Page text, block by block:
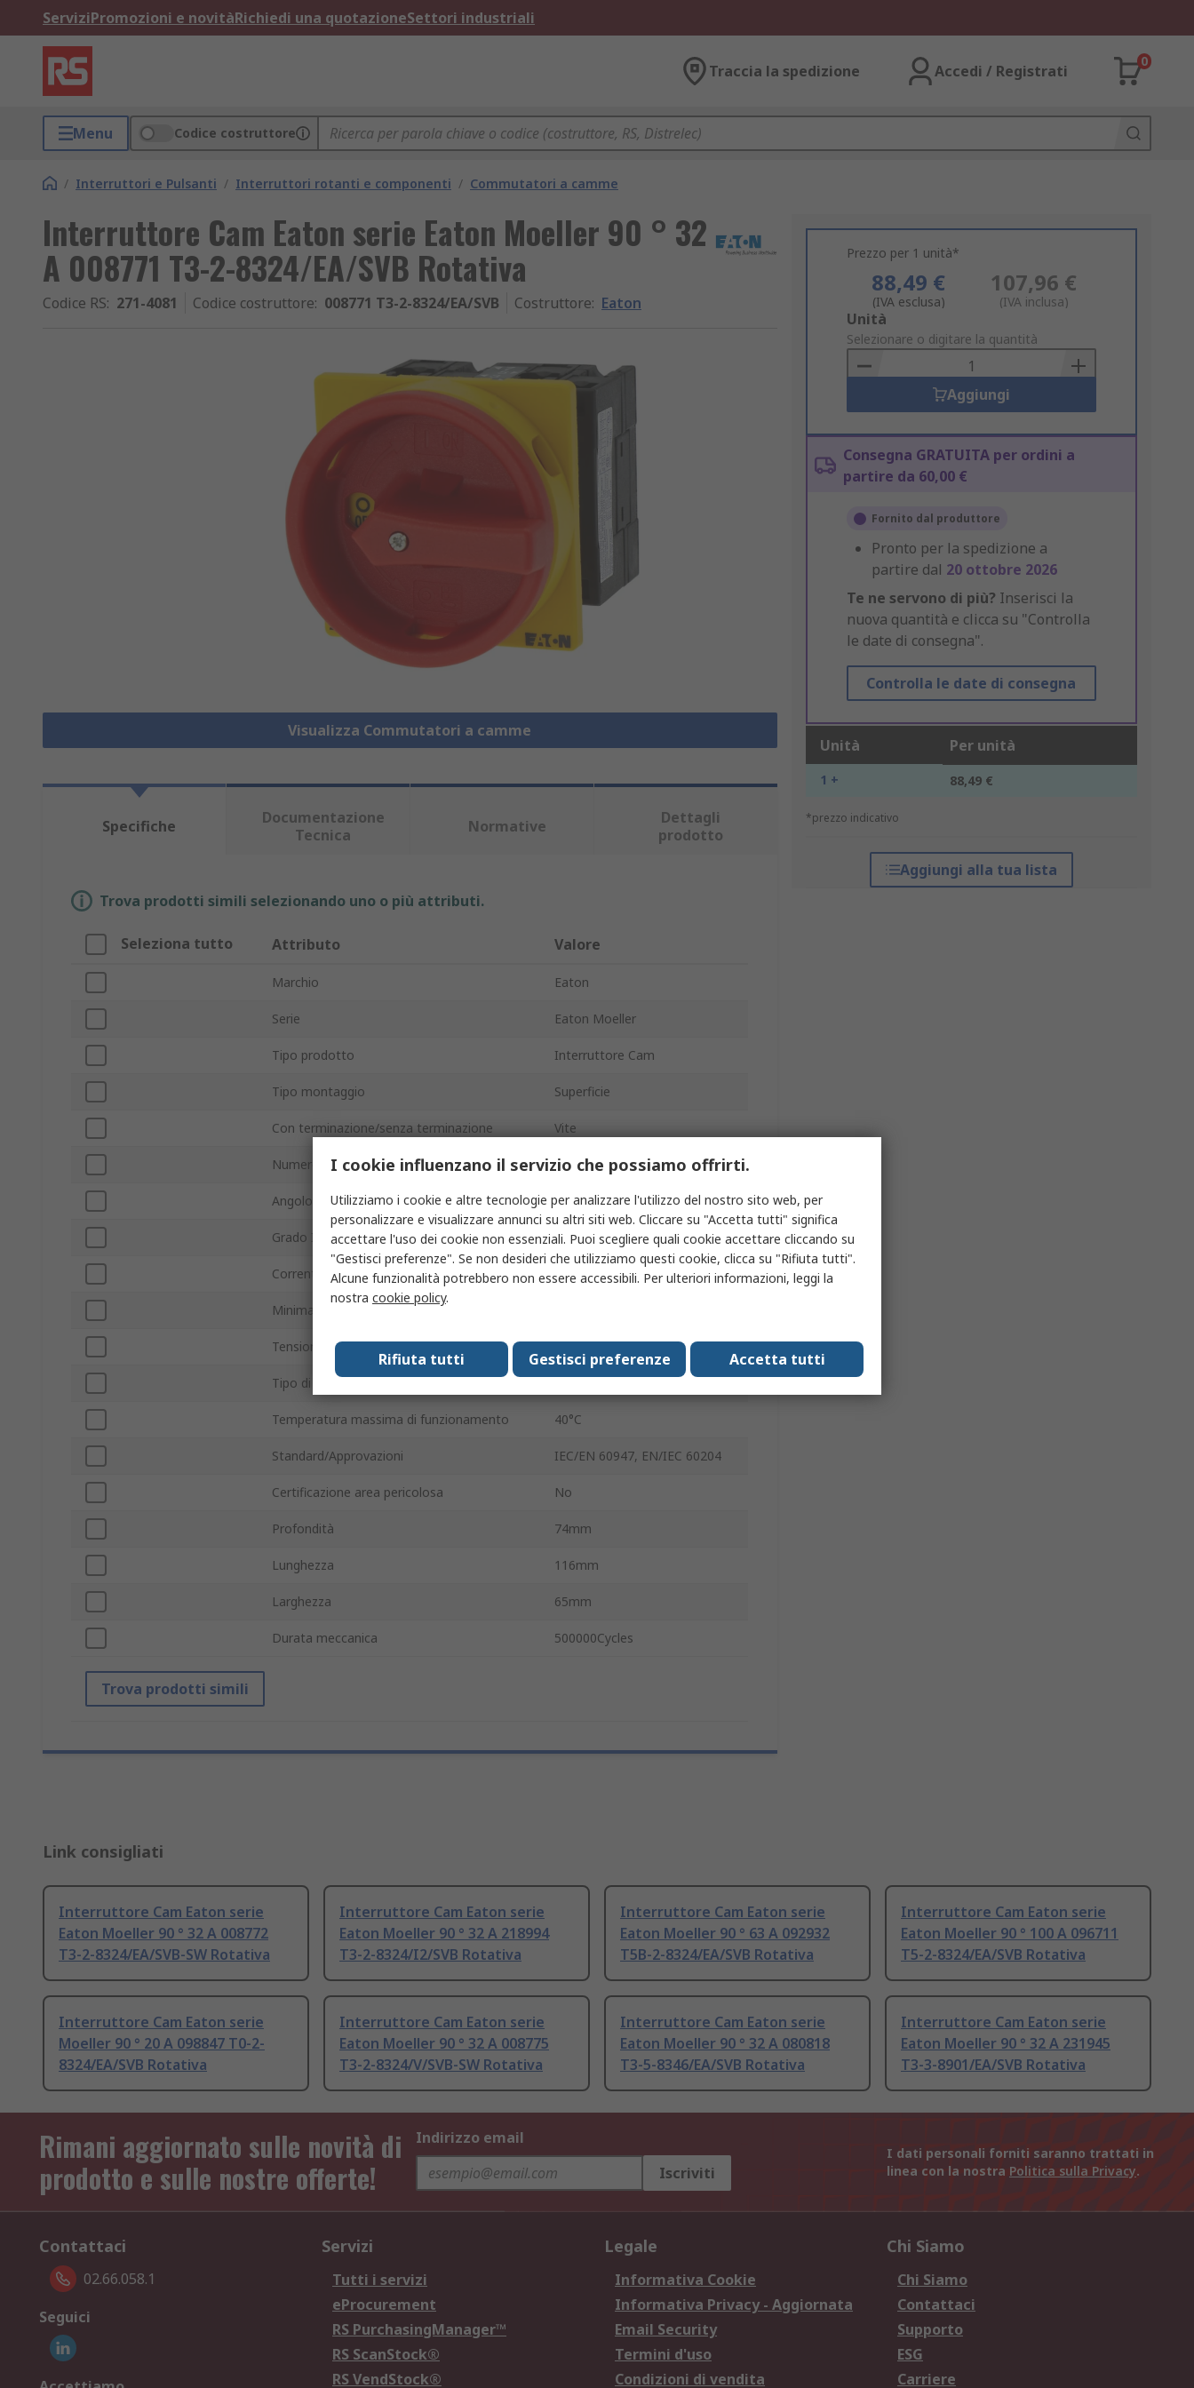
ServiziPromozioni e novitàRichiedi una quotazioneSettori industriali
Traccia la spedizione Accedi / Registrati
0
Menu Codice costruttore
/ Interruttori e Pulsanti / Interruttori rotanti e componenti / Commutatori a camme
Interruttore Cam Eaton serie Eaton Moeller 90 ° 32
A 008771 T3-2-8324/EA/SVB Rotativa
Codice RS: 271-4081 Codice costruttore: 008771 T3-2-8324/EA/SVB Costruttore: Eaton
Visualizza Commutatori a camme
Prezzo per 1 unità*
88,49 €
(IVA esclusa)
107,96 €
(IVA inclusa)
Add
to
Basket
Unità
Selezionare o digitare la quantità
Aggiungi
Consegna GRATUITA per ordini a
partire da 60,00 €
Fornito dal produttore
Pronto per la spedizione a
partire dal 20 ottobre 2026
Te ne servono di più? Inserisci la
nuova quantità e clicca su "Controlla
le date di consegna".
Controlla le date di consegna
Unità Per unità
1 + 88,49 €
*prezzo indicativo
Aggiungi alla tua lista
Specifiche
Documentazione
Tecnica
Normative
Dettagli
prodotto
Trova prodotti simili selezionando uno o più attributi.
Seleziona tutto Attributo Valore
Marchio Eaton
Serie Eaton Moeller
Tipo prodotto Interruttore Cam
Tipo montaggio Superficie
Con terminazione/senza terminazione Vite
Numero di poli 4
Angolo di commutazione 90 °
Grado IP IP65
Corrente di contatto 32A
Minima temperatura operativa
Tensione contatto 690V
Tipo di attuatore
Temperatura massima di funzionamento 40°C
Standard/Approvazioni IEC/EN 60947, EN/IEC 60204
Certificazione area pericolosa No
Profondità 74mm
Lunghezza 116mm
Larghezza 65mm
Durata meccanica 500000Cycles
Trova prodotti simili
Link consigliati
Interruttore Cam Eaton serie
Eaton Moeller 90 ° 32 A 008772
T3-2-8324/EA/SVB-SW Rotativa
Interruttore Cam Eaton serie
Eaton Moeller 90 ° 32 A 218994
T3-2-8324/I2/SVB Rotativa
Interruttore Cam Eaton serie
Eaton Moeller 90 ° 63 A 092932
T5B-2-8324/EA/SVB Rotativa
Interruttore Cam Eaton serie
Eaton Moeller 90 ° 100 A 096711
T5-2-8324/EA/SVB Rotativa
Interruttore Cam Eaton serie
Moeller 90 ° 20 A 098847 T0-2-
8324/EA/SVB Rotativa
Interruttore Cam Eaton serie
Eaton Moeller 90 ° 32 A 008775
T3-2-8324/V/SVB-SW Rotativa
Interruttore Cam Eaton serie
Eaton Moeller 90 ° 32 A 080818
T3-5-8346/EA/SVB Rotativa
Interruttore Cam Eaton serie
Eaton Moeller 90 ° 32 A 231945
T3-3-8901/EA/SVB Rotativa
Rimani aggiornato sulle novità di
prodotto e sulle nostre offerte!
Indirizzo email
Iscriviti
I dati personali forniti saranno trattati in
linea con la nostra Politica sulla Privacy.
Contattaci
02.66.058.1
Seguici
Servizi
Tutti i servizi
eProcurement
RS PurchasingManager™
RS ScanStock®
RS VendStock®
Legale
Informativa Cookie
Informativa Privacy - Aggiornata
Email Security
Termini d'uso
Condizioni di vendita
Chi Siamo
Chi Siamo
Contattaci
Supporto
ESG
Carriere
I cookie influenzano il servizio che possiamo offrirti.
Utilizziamo i cookie e altre tecnologie per analizzare l'utilizzo del nostro sito web, per
personalizzare e visualizzare annunci su altri siti web. Cliccare su "Accetta tutti" significa
accettare l'uso dei cookie non essenziali. Puoi scegliere quali cookie accettare cliccando su
"Gestisci preferenze". Se non desideri che utilizziamo questi cookie, clicca su "Rifiuta tutti".
Alcune funzionalità potrebbero non essere accessibili. Per ulteriori informazioni, leggi la
nostra cookie policy.
Accetta tutti
Gestisci preferenze
Rifiuta tutti